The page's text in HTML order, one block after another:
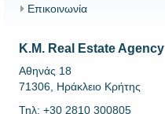
Επικοινωνία
K.M. Real Estate Agency
Αθηνάς 18
71306, Ηράκλειο Κρήτης
Τηλ: +30 2810 300805